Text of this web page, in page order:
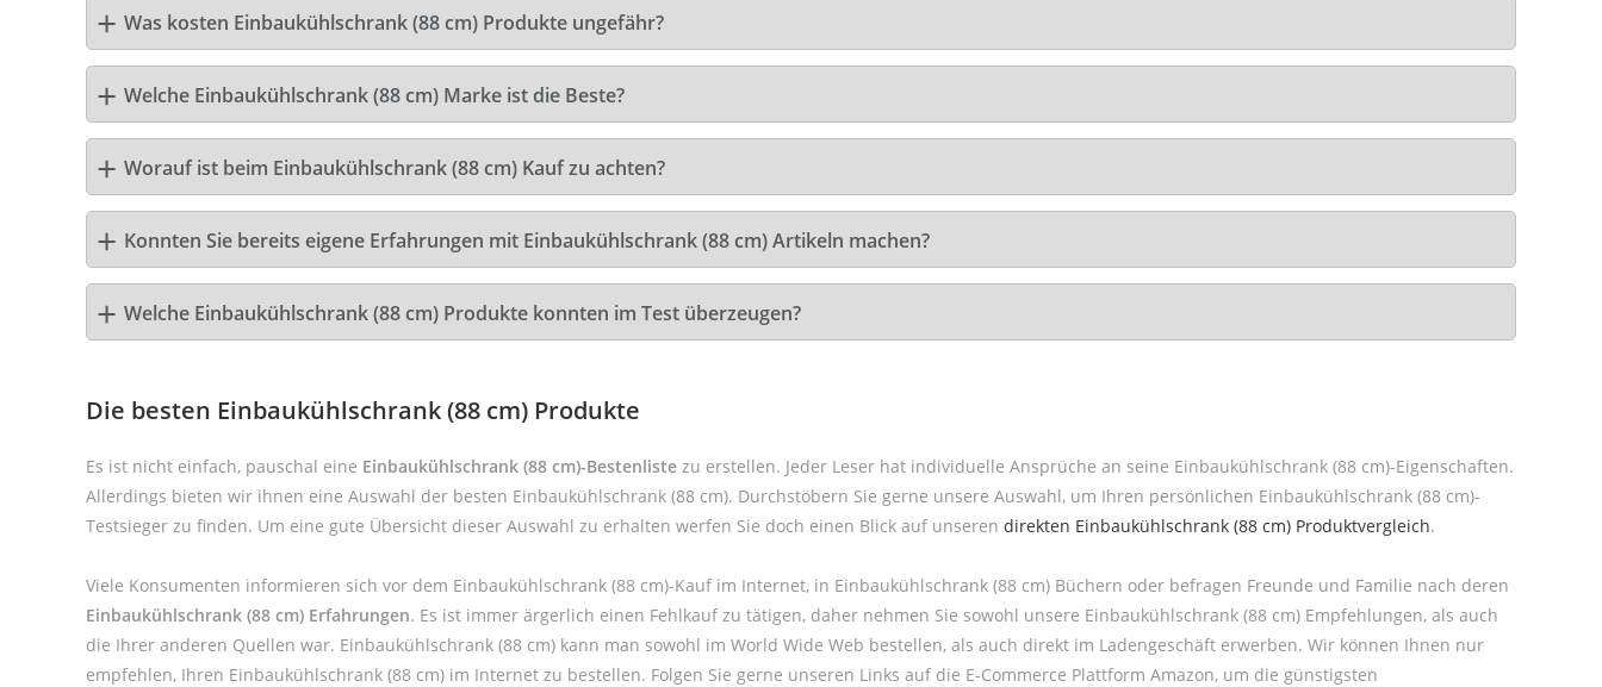
Was kosten Einbaukühlschrank (88 cm) Produkte ungefähr?
Welche Einbaukühlschrank (88 cm) Marke ist die Beste?
Worauf ist beim Einbaukühlschrank (88 cm) Kauf zu achten?
Konnten Sie bereits eigene Erfahrungen mit Einbaukühlschrank (88 cm) Artikeln machen?
Welche Einbaukühlschrank (88 cm) Produkte konnten im Test überzeugen?
Die besten Einbaukühlschrank (88 cm) Produkte
Es ist nicht einfach, pauschal eine Einbaukühlschrank (88 cm)-Bestenliste zu erstellen. Jeder Leser hat individuelle Ansprüche an seine Einbaukühlschrank (88 cm)-Eigenschaften.
Allerdings bieten wir ihnen eine Auswahl der besten Einbaukühlschrank (88 cm). Durchstöbern Sie gerne unsere Auswahl, um Ihren persönlichen Einbaukühlschrank (88 cm)-
Testsieger zu finden. Um eine gute Übersicht dieser Auswahl zu erhalten werfen Sie doch einen Blick auf unseren direkten Einbaukühlschrank (88 cm) Produktvergleich.
Viele Konsumenten informieren sich vor dem Einbaukühlschrank (88 cm)-Kauf im Internet, in Einbaukühlschrank (88 cm) Büchern oder befragen Freunde und Familie nach deren
Einbaukühlschrank (88 cm) Erfahrungen. Es ist immer ärgerlich einen Fehlkauf zu tätigen, daher nehmen Sie sowohl unsere Einbaukühlschrank (88 cm) Empfehlungen, als auch
die Ihrer anderen Quellen war. Einbaukühlschrank (88 cm) kann man sowohl im World Wide Web bestellen, als auch direkt im Ladengeschäft erwerben. Wir können Ihnen nur
empfehlen, Ihren Einbaukühlschrank (88 cm) im Internet zu bestellen. Folgen Sie gerne unseren Links auf die E-Commerce Plattform Amazon, um die günstigsten